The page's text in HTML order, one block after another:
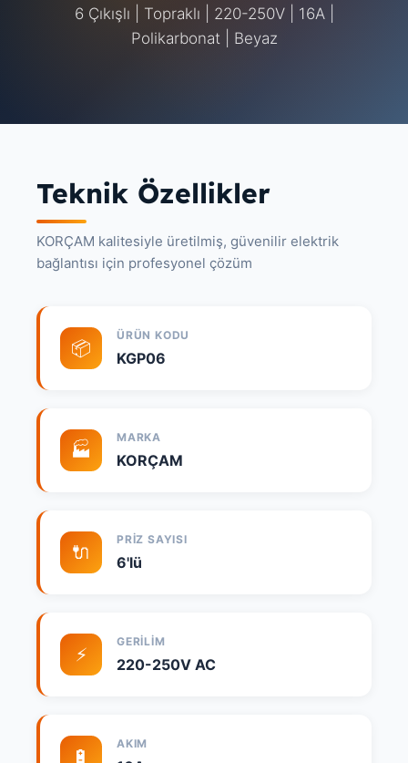
6 Çıkışlı | Topraklı | 220-250V | 16A |
Polikarbonat | Beyaz
Teknik Özellikler
KORÇAM kalitesiyle üretilmiş, güvenilir elektrik
bağlantısı için profesyonel çözüm
📦
ÜRÜN KODU
KGP06
🏭
MARKA
KORÇAM
🔌
PRIZ SAYISI
6'lü
⚡
GERILIM
220-250V AC
🔋
AKIM